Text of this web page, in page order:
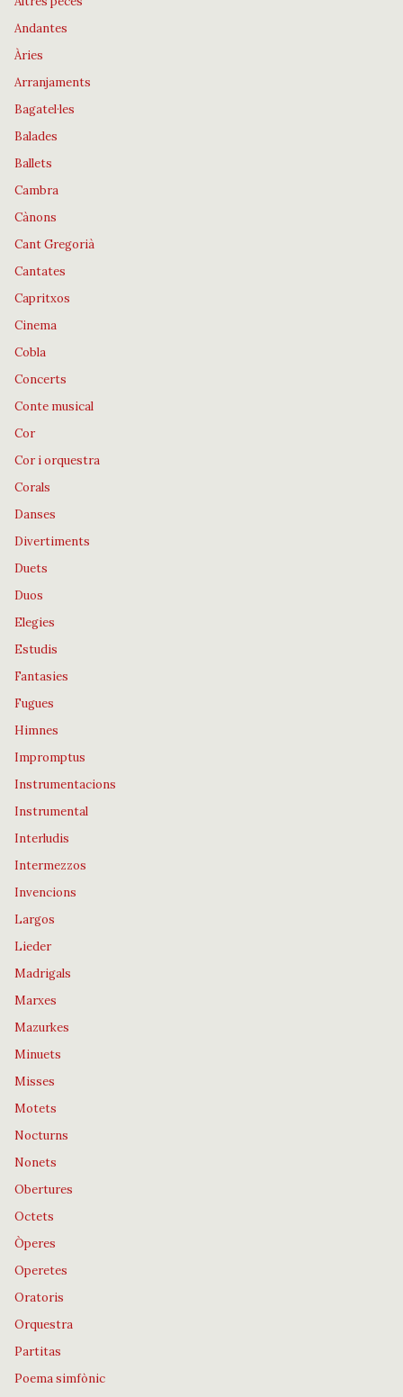
Andantes
Àries
Arranjaments
Bagatel·les
Balades
Ballets
Cambra
Cànons
Cant Gregorià
Cantates
Capritxos
Cinema
Cobla
Concerts
Conte musical
Cor
Cor i orquestra
Corals
Danses
Divertiments
Duets
Duos
Elegies
Estudis
Fantasies
Fugues
Himnes
Impromptus
Instrumentacions
Instrumental
Interludis
Intermezzos
Invencions
Largos
Lieder
Madrigals
Marxes
Mazurkes
Minuets
Misses
Motets
Nocturns
Nonets
Obertures
Octets
Òperes
Operetes
Oratoris
Orquestra
Partitas
Poema simfònic